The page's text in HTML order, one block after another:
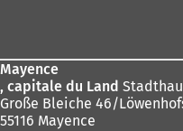
Mayence
, capitale du Land
Große Bleiche 46/
55116 Mayence